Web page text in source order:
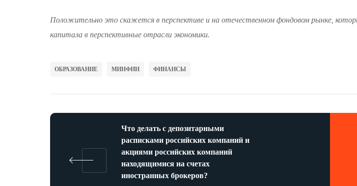
Положительно это скажется в перспективе и на отечественном фондовом рынке,
капитала в перспективные отрасли экономики.
ОБРАЗОВАНИЕ МИНФИН ФИНАНСЫ
Что делать с депозитарными
расписками российских компаний и
акциями российских компаний
находящимися на счетах
иностранных брокеров?